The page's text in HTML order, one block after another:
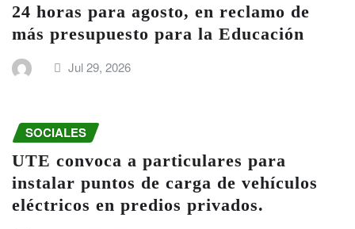
24 horas para agosto, en reclamo de
más presupuesto para la Educación
Jul 29, 2026
SOCIALES
UTE convoca a particulares para
instalar puntos de carga de vehículos
eléctricos en predios privados.